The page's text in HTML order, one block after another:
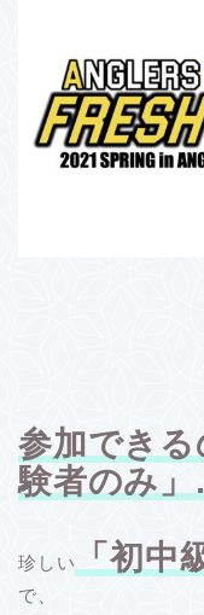
参加でき
験者のみ
珍しい 「初中
で、